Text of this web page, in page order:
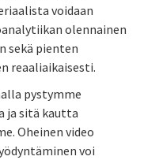
voidaan
olennainen
sekä pienten
reaaliaikaisesti.
pystymme
ja sitä kautta
Oheinen video
voi